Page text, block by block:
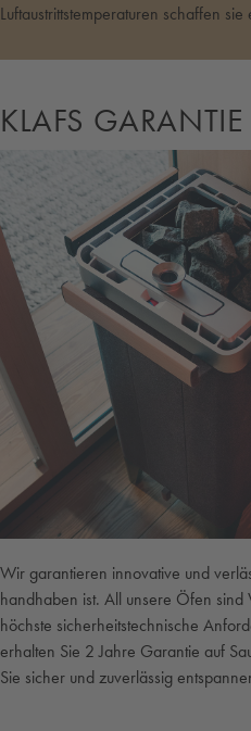
Luftaustrittstemperaturen schaffen
KLAFS GARANTIE
Wir garantieren innovative und
handhaben ist. All unsere Öfen sind
höchste sicherheitstechnische
erhalten Sie 2 Jahre Garantie auf
Sie sicher und zuverlässig